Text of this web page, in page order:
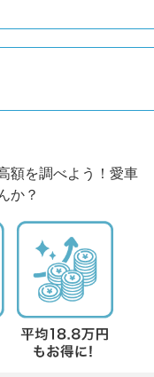
額を調べよう！愛車
か？